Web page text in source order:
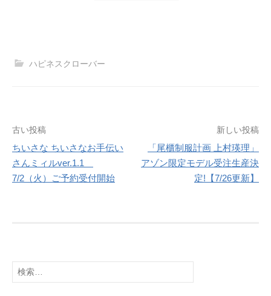
ハピネスクローバー
投
稿
ナ
シ
ョ
古い投稿
ちいさな ちいさなお手伝い
さんミィルver.1.1
7/2（火）ご予約受付開始
新しい投稿
「尾櫃制服計画 上村瑛理」
アゾン限定モデル受注生産決
定!【7/26更新】
検
索: